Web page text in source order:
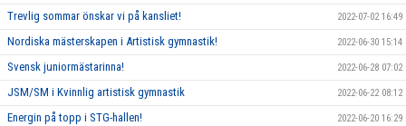
Trevlig sommar önskar vi på kansliet! 2022-07-02 16:49
Nordiska mästerskapen i Artistisk gymnastik! 2022-06-30 15:14
Svensk juniormästarinna! 2022-06-28 07:02
JSM/SM i Kvinnlig artistisk gymnastik 2022-06-22 08:12
Energin på topp i STG-hallen! 2022-06-20 16:29